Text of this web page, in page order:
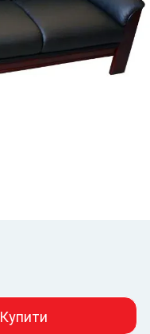
Купити